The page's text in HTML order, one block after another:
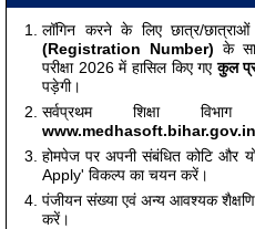
लॉगिन करने के लिए छात्र/
(Registration Number) के
परीक्षा 2026 में हासिल किए गएकुल
पड़ेगी।
सर्वप्रथम शिक्षा
www.medhasoft.bihar.gov.in
होमपेज पर अपनी संबंधित कोटि और
Apply' विकल्प का चयन करें।
पंजीयन संख्या एवं अन्य आवश्यक
करें।